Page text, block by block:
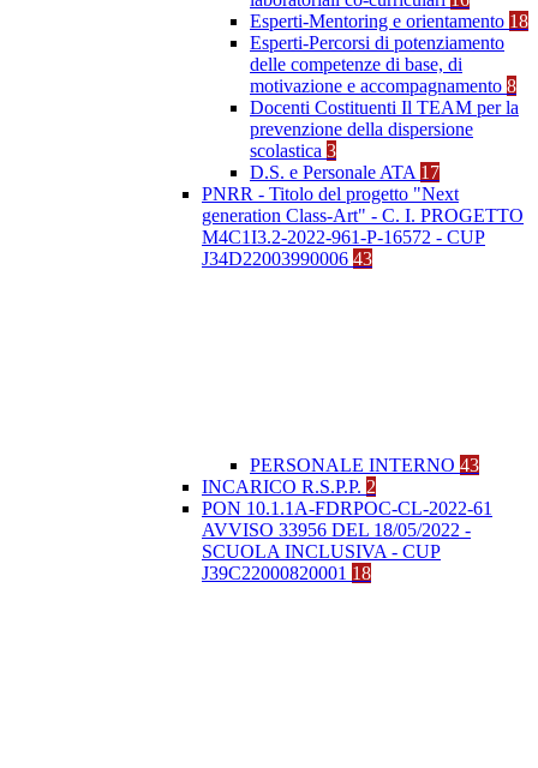
Esperti-Mentoring e orientamento 18
Esperti-Percorsi di potenziamento
delle competenze di base, di
motivazione e accompagnamento 8
Docenti Costituenti Il TEAM per la
prevenzione della dispersione
scolastica 3
D.S. e Personale ATA 17
PNRR - Titolo del progetto "Next
generation Class-Art" - C. I. PROGETTO
M4C1I3.2-2022-961-P-16572 - CUP
J34D22003990006 43
PERSONALE INTERNO 43
INCARICO R.S.P.P. 2
PON 10.1.1A-FDRPOC-CL-2022-61
AVVISO 33956 DEL 18/05/2022 -
SCUOLA INCLUSIVA - CUP
J39C22000820001 18